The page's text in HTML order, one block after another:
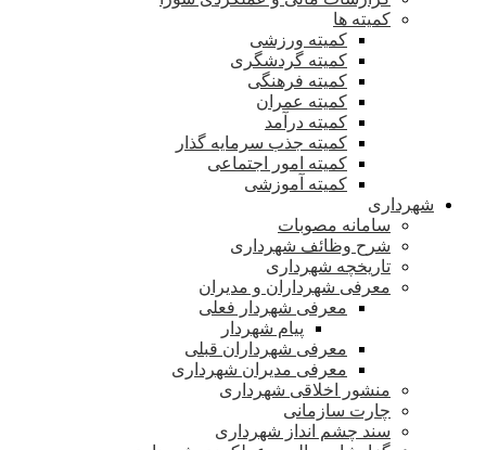
کمیته ها
کمیته ورزشی
کمیته گردشگری
کمیته فرهنگی
کمیته عمران
کمیته درآمد
کمیته جذب سرمایه گذار
کمیته امور اجتماعی
کمیته آموزشی
شهرداری
سامانه مصوبات
شرح وظائف شهرداری
تاریخچه شهرداری
معرفی شهرداران و مدیران
معرفی شهردار فعلی
پیام شهردار
معرفی شهرداران قبلی
معرفی مدیران شهرداری
منشور اخلاقی شهرداری
چارت سازمانی
سند چشم انداز شهرداری